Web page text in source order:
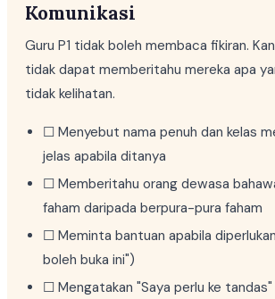
Komunikasi
Guru P1 tidak boleh membaca fikiran.
tidak dapat memberitahu mereka apa
tidak kelihatan.
☐ Menyebut nama penuh dan kelas
jelas apabila ditanya
☐ Memberitahu orang dewasa
faham daripada berpura-pura faham
☐ Meminta bantuan apabila
boleh buka ini")
☐ Mengatakan "Saya perlu ke